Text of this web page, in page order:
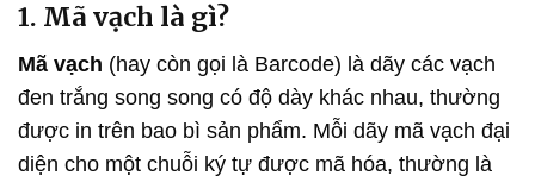
1. Mã vạch là gì?
Mã vạch (hay còn gọi là Barcode) là dãy các vạch
đen trắng song song có độ dày khác nhau, thường
được in trên bao bì sản phẩm. Mỗi dãy mã vạch đại
diện cho một chuỗi ký tự được mã hóa, thường là